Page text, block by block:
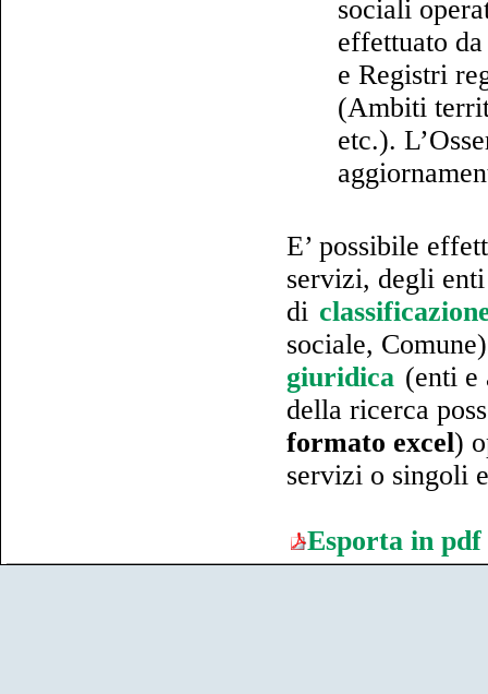
sociali
effettuato
e Registri
(Ambiti
etc.).
E’ possibile
servizi, degli
di
sociale,
giuridica (enti
della ricerca
formato excel)
servizi o singoli
Esporta in pdf